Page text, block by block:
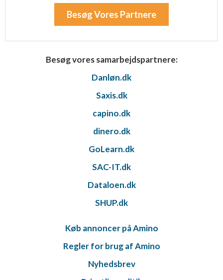
Besøg Vores Partnere
Besøg vores samarbejdspartnere:
Danløn.dk
Saxis.dk
capino.dk
dinero.dk
GoLearn.dk
SAC-IT.dk
Dataloen.dk
SHUP.dk
Køb annoncer på Amino
Regler for brug af Amino
Nyhedsbrev